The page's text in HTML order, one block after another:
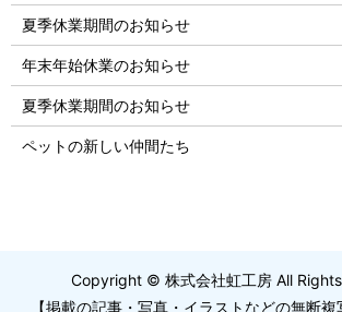
夏季休業期間のお知らせ
年末年始休業のお知らせ
夏季休業期間のお知らせ
ペットの新しい仲間たち
Copyright © 株式会社虹工房 All
【掲載の記事・写真・イラストなどの無断